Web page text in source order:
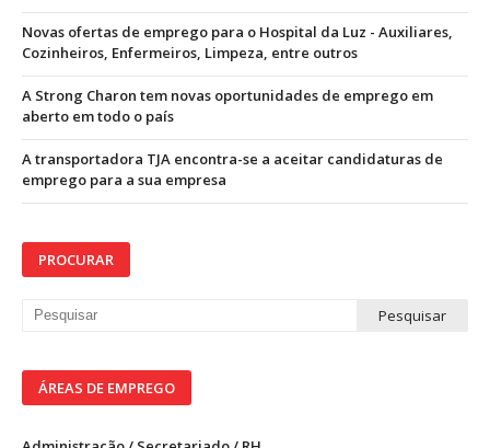
Novas ofertas de emprego para o Hospital da Luz - Auxiliares,
Cozinheiros, Enfermeiros, Limpeza, entre outros
A Strong Charon tem novas oportunidades de emprego em
aberto em todo o país
A transportadora TJA encontra-se a aceitar candidaturas de
emprego para a sua empresa
PROCURAR
ÁREAS DE EMPREGO